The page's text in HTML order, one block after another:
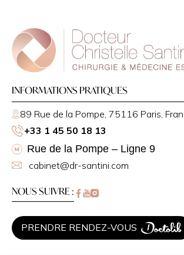
INFORMATIONS PRATIQUES
89 Rue de la Pompe, 75116 Paris,
+33 1 45 50 18 13
Rue de la Pompe – Ligne 9
cabinet@dr-santini.com
NOUS SUIVRE :
PRENDRE RENDEZ-VOUS